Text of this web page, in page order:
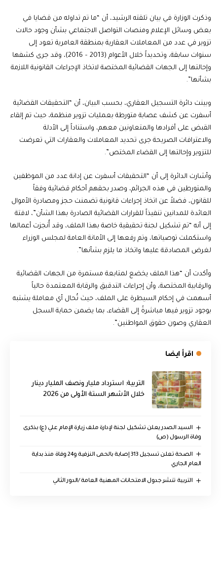
وذكرت الوزارة في بيان تلقته الرشيد، أن “ما تم تداوله من قضايا في
بعض وسائل الإعلام ومنصات التواصل الاجتماعي بشأن وجود حالات
تزوير في عدد من المعاملات العقارية بمنطقة العامرية تعود إلى
سنوات سابقة، وتحديداً خلال الأعوام (2013 – 2016)، وقد جرى كشفها
وإحالتها إلى الجهات القضائية المختصة لاتخاذ الإجراءات القانونية اللازمة
بشأنها”.
وبينت دائرة التسجيل العقاري، بحسب البيان، أن “التحقيقات القضائية
أسفرت عن كشف عصابة متورطة بعمليات تزوير منظمة، حيث تم إلقاء
القبض على أفرادها والمتعاونين معهم، واستناداً إلى الأدلة
والاعترافات الصريحة جرى تحديد المعاملات والعقارات التي تعرضت
للتزوير وإحالتها إلى القضاء المختص”.
وأشارت الدائرة إلى أن “التحقيقات أسفرت عن إدانة عدد من الموظفين
والمتورطين في هذه الجرائم، وصدر بحقهم أحكام قضائية وفقاً
للقانون، فضلاً عن اتخاذ إجراءات قانونية تضمنت حجز ومصادرة الأموال
العائدة للمدانين تنفيذاً للقرارات القضائية الصادرة بهذا الشأن”، لافتة
إلى أنه “تم تشكيل لجنة تحقيقية خاصة بهذا الملف، وقد أُنجزت أعمالها
واستكملت توصياتها، وتم رفعها إلى الأمانة العامة لمجلس الوزراء
لغرض المصادقة عليها واتخاذ ما يلزم بشأنها”.
وأكدت أن “هذا الملف يخضع لمتابعة مستمرة من الجهات القضائية
والرقابية المختصة، وأن إجراءات التدقيق والرقابة المعتمدة حالياً
أسهمت في إحكام السيطرة على الملف، حيث تُحال أي معاملة يشتبه
بوجود تزوير فيها مباشرةً إلى القضاء، بما يضمن حماية السجل
العقاري وصون حقوق المواطنين”.
اقرأ ايضا
التربية: استرداد مليار ونصف المليار دينار
خلال الأشهر الستة الأولى من 2026
السيد الصدر يعلن تشكيل لجنة لإدارة ملف زيارة الإمام علي (ع) بذكرى
وفاة الرسول (ص)
الصحة تعلن تسجيل 313 إصابة بالحمى النزفية و24 وفاة منذ بداية
العام الجاري
التربية تنشر جدول الامتحانات المهنية العامة /الدور الثاني